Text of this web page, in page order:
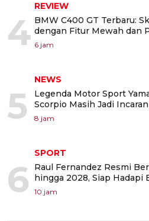
4
REVIEW
BMW C400 GT Terbaru:
dengan Fitur Mewah dan
6 jam
5
NEWS
Legenda Motor Sport
Scorpio Masih Jadi
8 jam
6
SPORT
Raul Fernandez Resmi
hingga 2028, Siap Hadapi
10 jam